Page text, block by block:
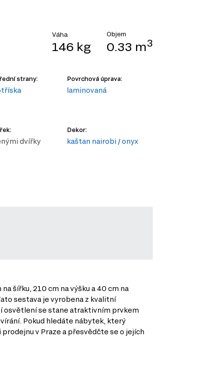
Váha
146 kg
Objem
0.33 m3
strany: Povrchová úprava:
laminovaná
dvířky
Dekor:
kaštan nairobi / onyx
šířku, 210 cm na výšku a 40 cm na
sestava je vyrobena z kvalitní
osvětlení se stane atraktivním prvkem
Pokud hledáte nábytek, který
v Praze a přesvědčte se o jejích